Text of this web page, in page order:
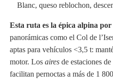
Blanc, queso reblochon,
Esta ruta es la épica alpina por
panorámicas como el Col de
aptas para vehículos <3,5 t:
motor. Los aires de estaciones
facilitan pernoctas a más de 1